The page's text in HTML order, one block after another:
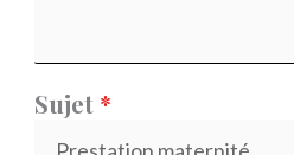
Sujet *